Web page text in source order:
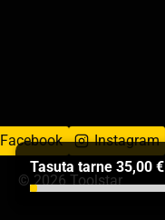
Facebook Instagram
© 2026 Toolstar
Tasuta tarne 35,00 €